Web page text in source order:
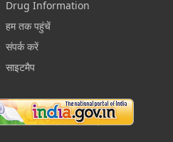
Drug Information
हम तक पहुंचें
संपर्क करें
साइटमैप